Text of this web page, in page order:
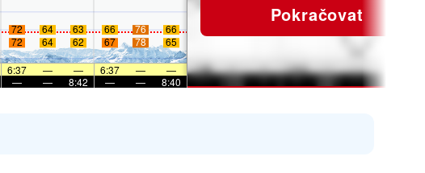
72 64 63 66 76
66
72 64 62 67 78 65
6:37 — — 6:37 —
—
— — 8:42 — — 8:40
Pokračovat